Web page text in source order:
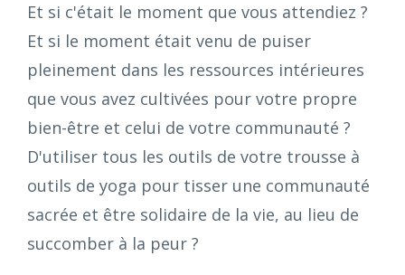
Et si c'était le moment que vous attendiez ?
Et si le moment était venu de puiser
pleinement dans les ressources intérieures
que vous avez cultivées pour votre propre
bien-être et celui de votre communauté ?
D'utiliser tous les outils de votre trousse à
outils de yoga pour tisser une communauté
sacrée et être solidaire de la vie, au lieu de
succomber à la peur ?